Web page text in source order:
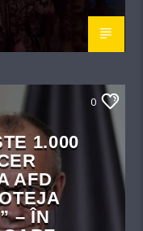
0
1.000
AFD
– ÎN